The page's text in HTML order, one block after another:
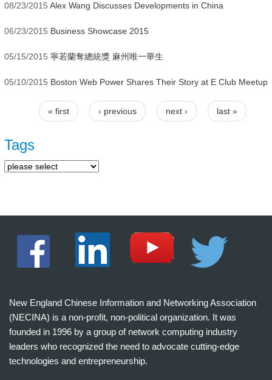
08/23/2015 Alex Wang Discusses Developments in China
06/23/2015 Business Showcase 2015
05/15/2015 寧若蘭奪總統獎 麻州唯一華生
05/10/2015 Boston Web Power Shares Their Story at E Club Meetup
Pages
« first ‹ previous next › last »
Tags
New England Chinese Information and Networking Association
(NECINA) is a non-profit, non-political organization. It was
founded in 1996 by a group of network computing industry
leaders who recognized the need to advocate cutting-edge
technologies and entrepreneurship.